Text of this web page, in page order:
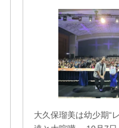
大久保瑠美は幼少期“